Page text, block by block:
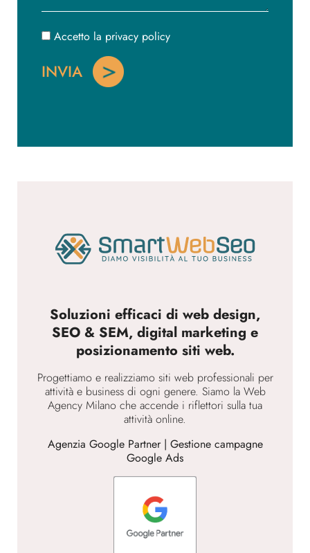
Accetto la privacy policy
Soluzioni efficaci di web design,
SEO & SEM, digital marketing e
posizionamento siti web.
Progettiamo e realizziamo siti web professionali per
attività e business di ogni genere. Siamo la Web
Agency Milano che accende i riflettori sulla tua
attività online.
Agenzia Google Partner | Gestione campagne
Google Ads